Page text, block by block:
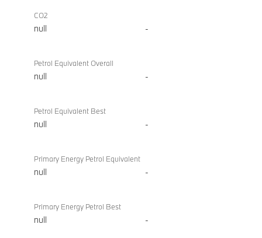
CO2
null -
Petrol Equivalent Overall
null -
Petrol Equivalent Best
null -
Primary Energy Petrol Equivalent
null -
Primary Energy Petrol Best
null -